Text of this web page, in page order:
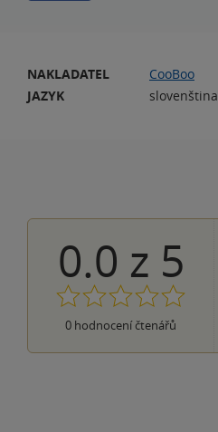
NAKLADATEL
CooBoo
JAZYK
slovenština
0.0 z 5
0 hodnocení čtenářů